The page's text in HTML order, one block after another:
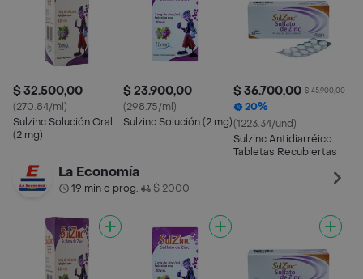
$ 32.500,00
(270.84/ml)
Sulzinc Solución Oral
(2 mg)
$ 23.900,00
(298.75/ml)
Sulzinc Solución (2 mg)
$ 36.700,00 $ 45.900,00
20%
(1223.34/und)
Sulzinc Antidiarréico
Tabletas Recubiertas
La Economía
19 min o prog.• $ 2000